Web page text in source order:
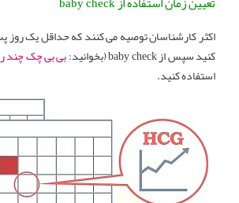
اکثر کارشناسان توصیه می کنند که حداقل یک روز
کنید سپس از baby check (بخوانید:
بی بی چک چند
استفاده کنید.